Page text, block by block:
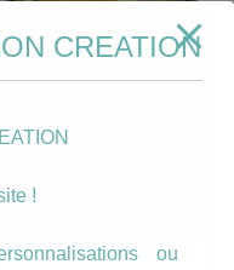
CREATION
!
ou